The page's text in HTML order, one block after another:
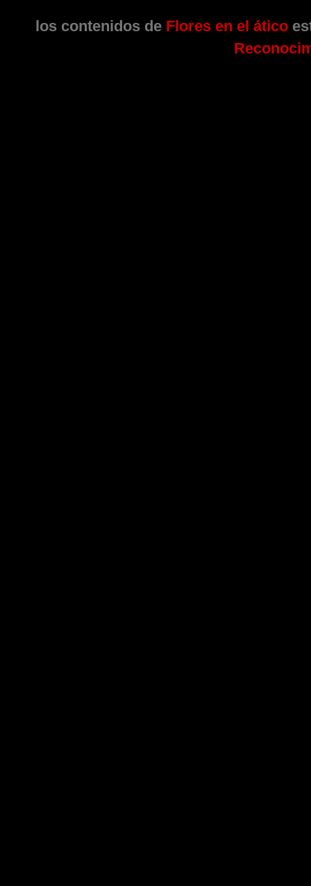
los contenidos de Flores en el ático